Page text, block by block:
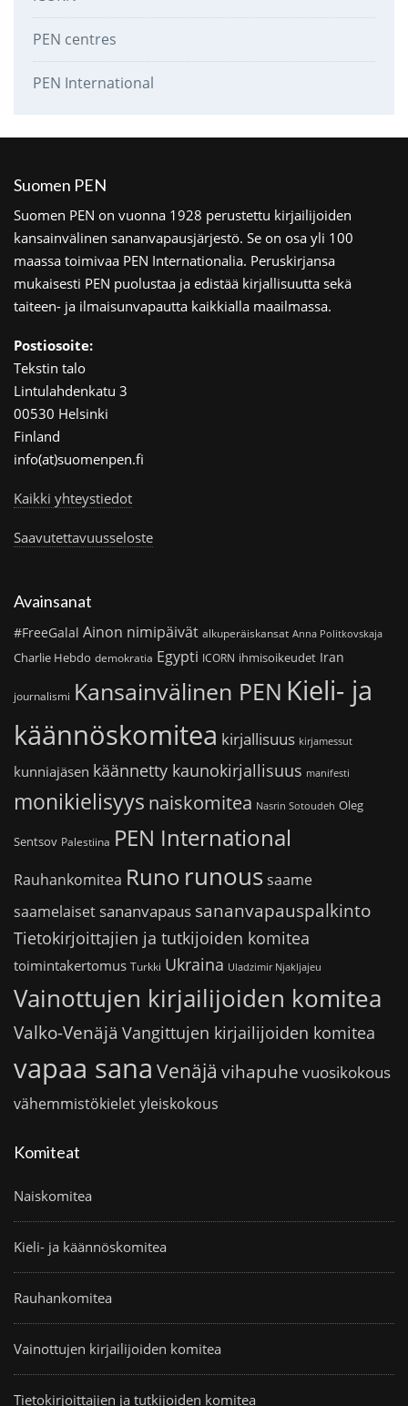
PEN centres
PEN International
Suomen PEN
Suomen PEN on vuonna 1928 perustettu kirjailijoiden
kansainvälinen sananvapausjärjestö. Se on osa yli 100
maassa toimivaa PEN Internationalia. Peruskirjansa
mukaisesti PEN puolustaa ja edistää kirjallisuutta sekä
taiteen- ja ilmaisunvapautta kaikkialla maailmassa.
Postiosoite:
Tekstin talo
Lintulahdenkatu 3
00530 Helsinki
Finland
info(at)suomenpen.fi
Kaikki yhteystiedot
Saavutettavuusseloste
Avainsanat
#FreeGalal Ainon nimipäivät alkuperäiskansat Anna Politkovskaja
Charlie Hebdo demokratia Egypti ICORN ihmisoikeudet Iran
journalismi Kansainvälinen PEN Kieli- ja
käännöskomitea kirjallisuus kirjamessut
kunniajäsen käännetty kaunokirjallisuus manifesti
monikielisyys naiskomitea Nasrin Sotoudeh Oleg
Sentsov Palestiina PEN International
Rauhankomitea Runo runoussaame
saamelaiset sananvapaus sananvapauspalkinto
Tietokirjoittajien ja tutkijoiden komitea
toimintakertomus Turkki Ukraina Uladzimir Njakljajeu
Vainottujen kirjailijoiden komitea
Valko-Venäjä Vangittujen kirjailijoiden komitea
vapaa sana Venäjä vihapuhe vuosikokous
vähemmistökieletyleiskokous
Komiteat
Naiskomitea
Kieli- ja käännöskomitea
Rauhankomitea
Vainottujen kirjailijoiden komitea
Tietokirjoittajien ja tutkijoiden komitea